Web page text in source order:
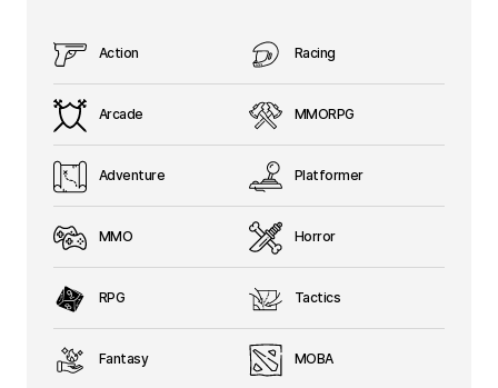
Action
Arcade
Adventure
MMO
RPG
Fantasy
Racing
MMORPG
Platformer
Horror
Tactics
MOBA